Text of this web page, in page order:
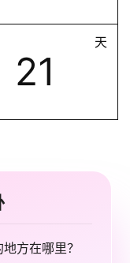
21
天
方在哪里？